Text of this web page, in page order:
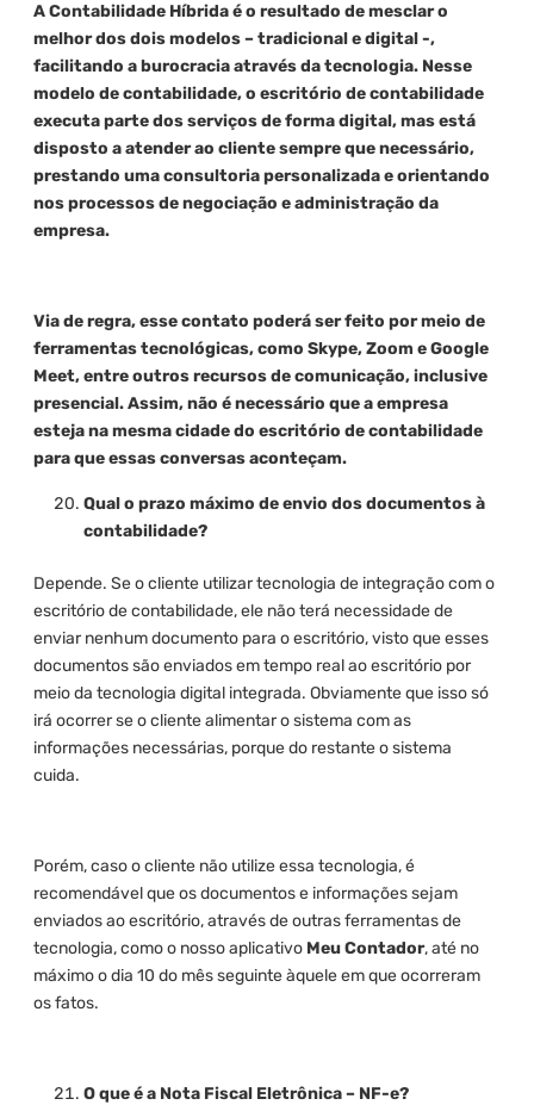
A Contabilidade Híbrida é o resultado de mesclar o
melhor dos dois modelos – tradicional e digital -,
facilitando a burocracia através da tecnologia. Nesse
modelo de contabilidade, o escritório de contabilidade
executa parte dos serviços de forma digital, mas está
disposto a atender ao cliente sempre que necessário,
prestando uma consultoria personalizada e orientando
nos processos de negociação e administração da
empresa.
Via de regra, esse contato poderá ser feito por meio de
ferramentas tecnológicas, como Skype, Zoom e Google
Meet, entre outros recursos de comunicação, inclusive
presencial. Assim, não é necessário que a empresa
esteja na mesma cidade do escritório de contabilidade
para que essas conversas aconteçam.
Qual o prazo máximo de envio dos documentos à
contabilidade?
Depende. Se o cliente utilizar tecnologia de integração com o
escritório de contabilidade, ele não terá necessidade de
enviar nenhum documento para o escritório, visto que esses
documentos são enviados em tempo real ao escritório por
meio da tecnologia digital integrada. Obviamente que isso só
irá ocorrer se o cliente alimentar o sistema com as
informações necessárias, porque do restante o sistema
cuida.
Porém, caso o cliente não utilize essa tecnologia, é
recomendável que os documentos e informações sejam
enviados ao escritório, através de outras ferramentas de
tecnologia, como o nosso aplicativo Meu Contador, até no
máximo o dia 10 do mês seguinte àquele em que ocorreram
os fatos.
O que é a Nota Fiscal Eletrônica – NF-e?